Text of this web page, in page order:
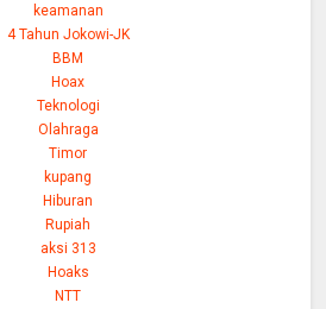
keamanan
4 Tahun Jokowi-JK
BBM
Hoax
Teknologi
Olahraga
Timor
kupang
Hiburan
Rupiah
aksi 313
Hoaks
NTT